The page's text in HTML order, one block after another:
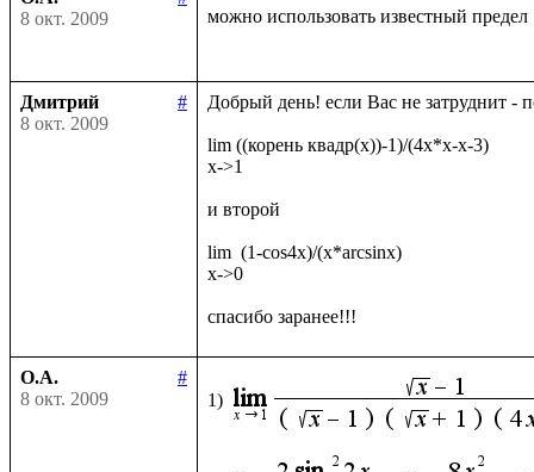
8 окт. 2009
можно использовать известный предел
Дмитрий
#
8 окт. 2009
Добрый день! если Вас не затруднит -
lim ((корень квадр(x))-1)/(4x*x-x-3)
x->1
и второй
lim  (1-cos4x)/(x*arcsinx)
x->0
О.А.
#
8 окт. 2009
1)